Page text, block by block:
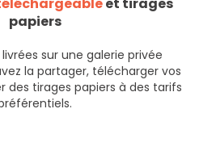
papiers
sur une galerie privée
la partager, télécharger vos
des tirages papiers à des tarifs